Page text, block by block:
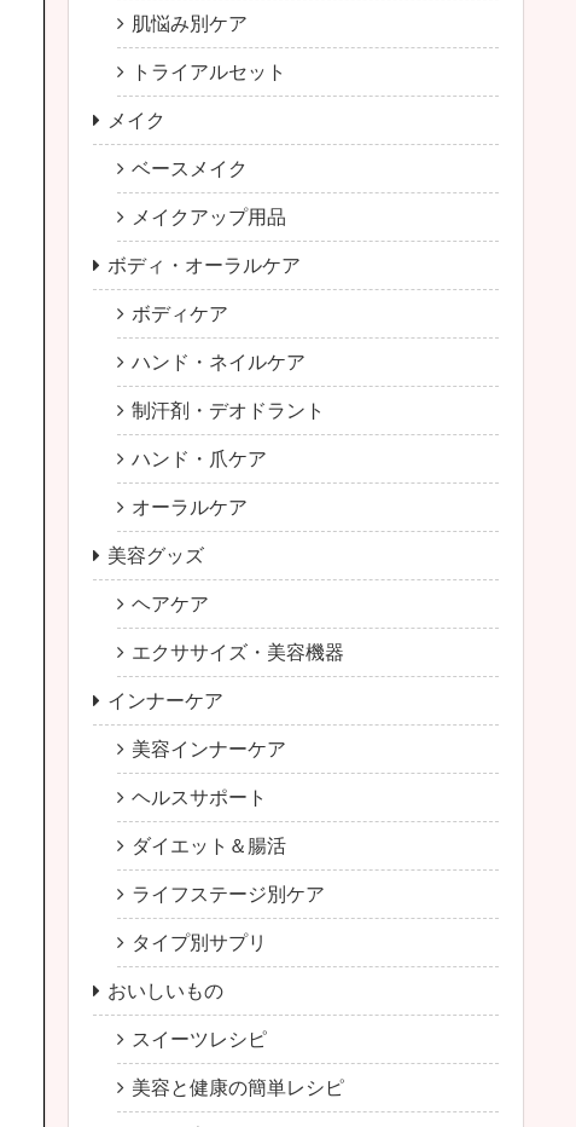
肌悩み別ケア
トライアルセット
メイク
ベースメイク
メイクアップ用品
ボディ・オーラルケア
ボディケア
ハンド・ネイルケア
制汗剤・デオドラント
ハンド・爪ケア
オーラルケア
美容グッズ
ヘアケア
エクササイズ・美容機器
インナーケア
美容インナーケア
ヘルスサポート
ダイエット＆腸活
ライフステージ別ケア
タイプ別サプリ
おいしいもの
スイーツレシピ
美容と健康の簡単レシピ